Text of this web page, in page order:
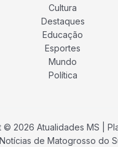
Cultura
Destaques
Educação
Esportes
Mundo
Política
© 2026 Atualidades MS |
Notícias de Matogrosso do